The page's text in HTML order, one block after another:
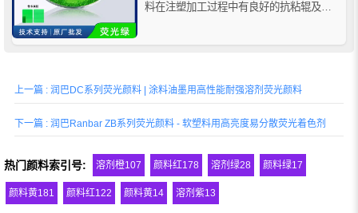
料在注塑加工过程中有良好的抗粘辊及抗
应用于各种塑料注塑、吹塑、吹膜、挤
上一篇 : 润巴DC系列荧光颜料 | 涂料油墨用高性能耐强溶剂荧光颜料
下一篇 : 润巴Ranbar ZB系列荧光颜料 - 软塑料用高亮度易分散荧光着色剂
热门颜料索引号: 溶剂橙107 颜料红178 溶剂绿28 颜料绿17
颜料黄181 颜料红122 颜料黄14 溶剂紫13